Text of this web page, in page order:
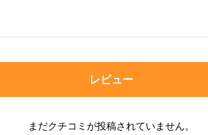
レビュー
まだクチコミが投稿されていません。